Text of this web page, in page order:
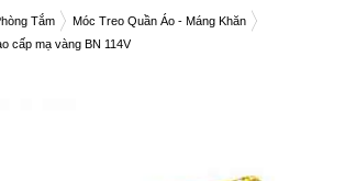
Tắm
Móc Treo Quần Áo - Máng Khăn
cấp mạ vàng BN 114V